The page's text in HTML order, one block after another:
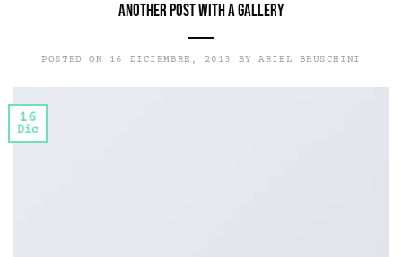
Another post with A Gallery
POSTED ON 16 DICIEMBRE, 2013 BYARIEL BRUSCHINI
16
Dic